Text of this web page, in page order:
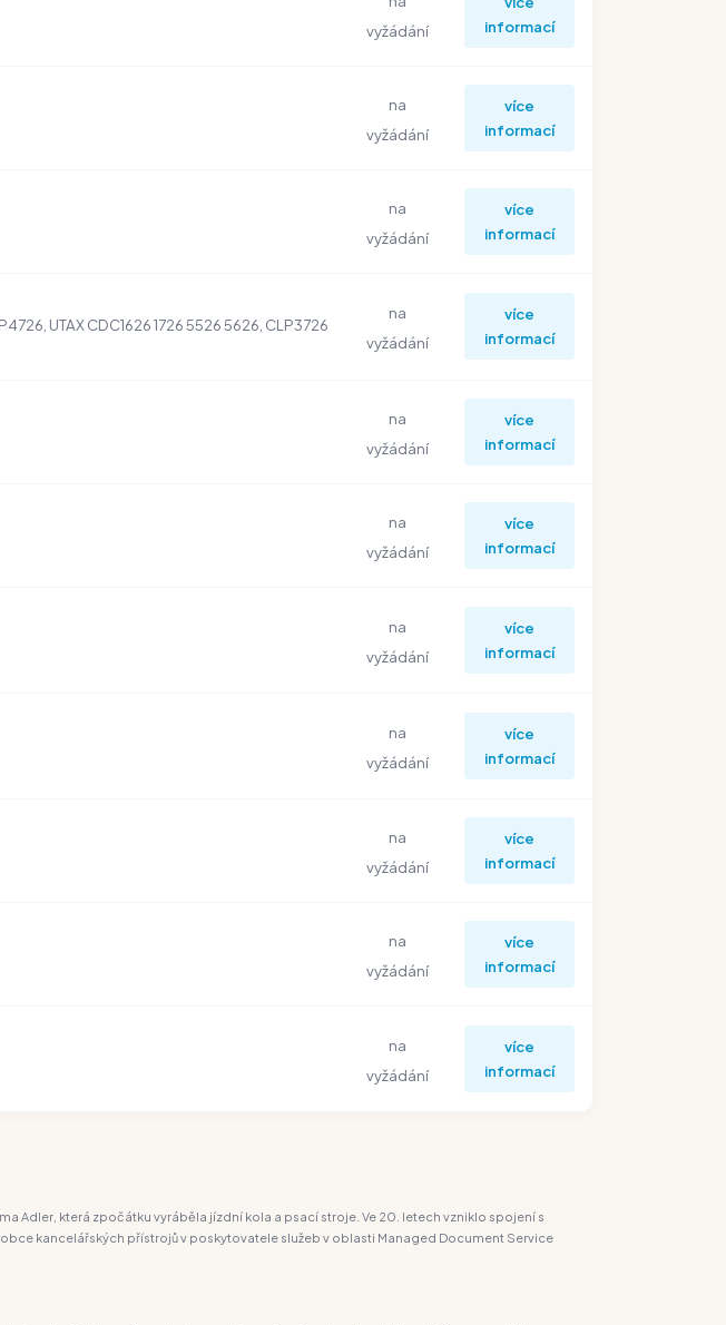
vyžádání
informací
na
vyžádání
více
informací
na
vyžádání
více
informací
UTAX CDC1626 1726 5526 5626, CLP3726
na
vyžádání
více
informací
na
vyžádání
více
informací
na
vyžádání
více
informací
na
vyžádání
více
informací
na
vyžádání
více
informací
na
vyžádání
více
informací
na
vyžádání
více
informací
na
vyžádání
více
informací
Adler, která zpočátku vyráběla jízdní kola a psací stroje. Ve 20. letech vzniklo spojení s
kancelářských přístrojů v poskytovatele služeb v oblasti Managed Document Service